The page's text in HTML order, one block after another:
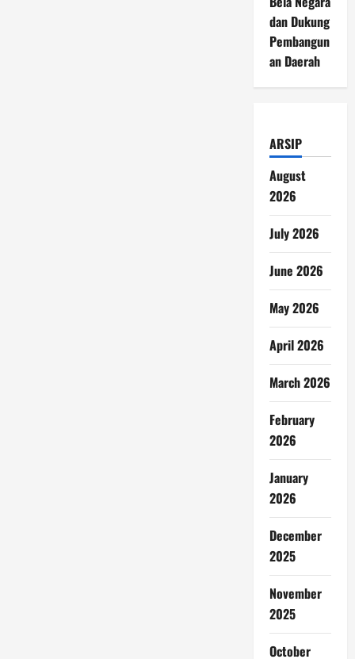
dan Dukung
Pembangun
an Daerah
ARSIP
August
2026
July 2026
June 2026
May 2026
April 2026
March 2026
February
2026
January
2026
December
2025
November
2025
October